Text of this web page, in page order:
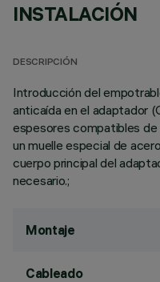
INSTALACIÓN
DESCRIPCIÓN
Introducción del
anticaída en el adaptador
espesores compatibles de
un muelle especial de
cuerpo principal del
necesario.;
Montaje
Cableado